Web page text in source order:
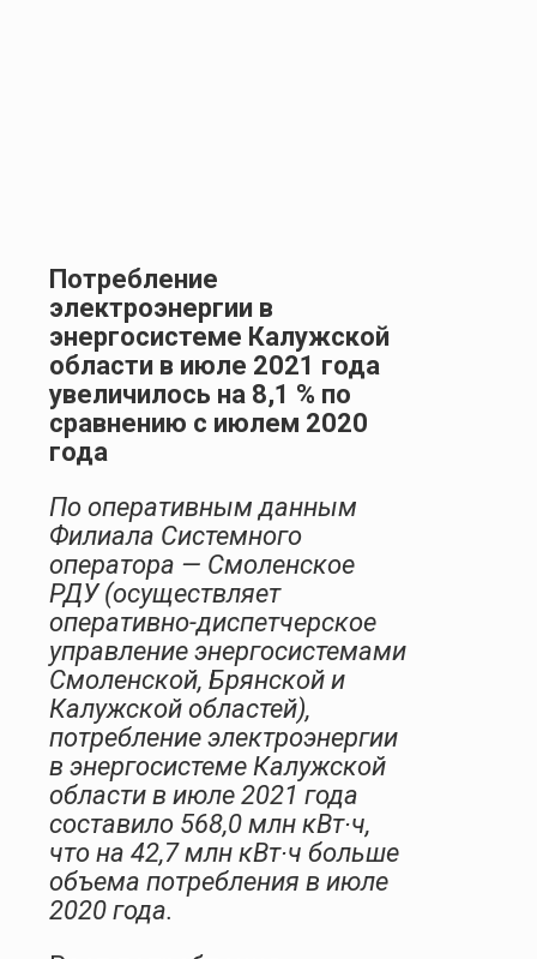
Потребление
электроэнергии в
энергосистеме Калужской
области в июле 2021 года
увеличилось на 8,1 % по
сравнению с июлем 2020
года
По оперативным данным
Филиала Системного
оператора — Смоленское
РДУ (осуществляет
оперативно-диспетчерское
управление энергосистемами
Смоленской, Брянской и
Калужской областей),
потребление электроэнергии
в энергосистеме Калужской
области в июле 2021 года
составило 568,0 млн кВт∙ч,
что на 42,7 млн кВт∙ч больше
объема потребления в июле
2020 года.